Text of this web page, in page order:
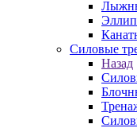
Силовые
Назад